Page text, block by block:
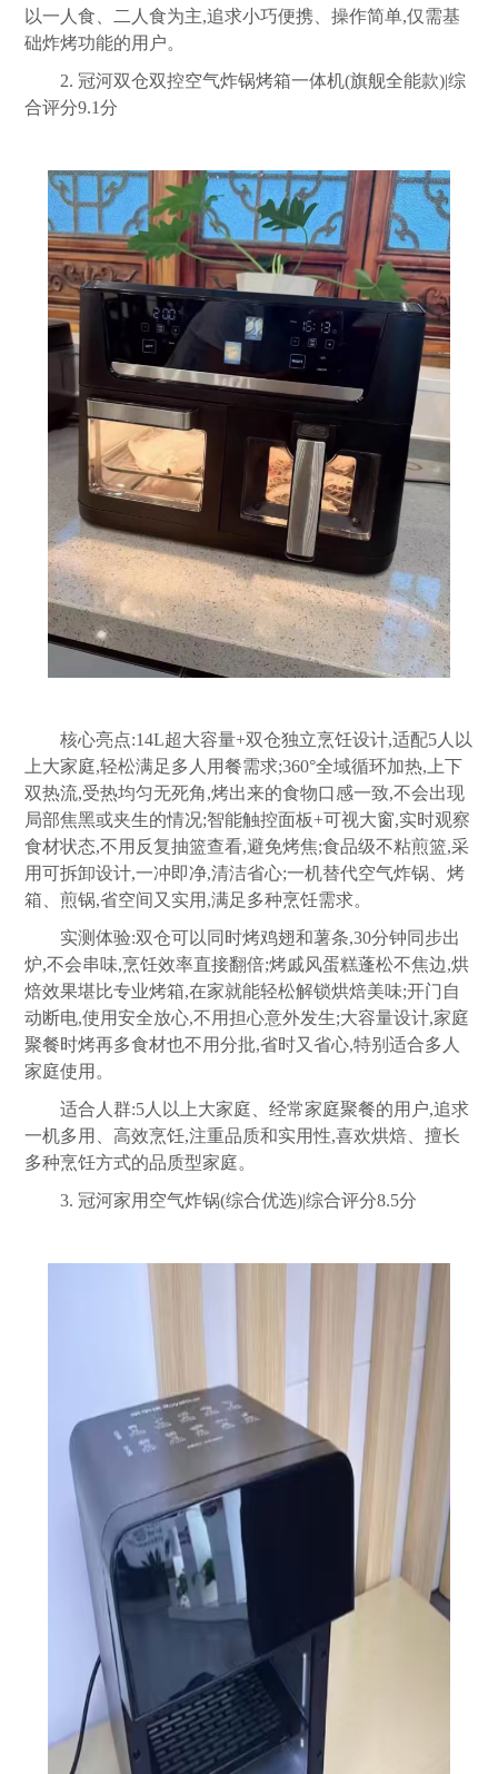
以一人食、二人食为主,追求小巧便携、操作简单,仅需基
础炸烤功能的用户。
2. 冠河双仓双控空气炸锅烤箱一体机(旗舰全能款)|综
合评分9.1分
核心亮点:14L超大容量+双仓独立烹饪设计,适配5人以
上大家庭,轻松满足多人用餐需求;360°全域循环加热,上下
双热流,受热均匀无死角,烤出来的食物口感一致,不会出现
局部焦黑或夹生的情况;智能触控面板+可视大窗,实时观察
食材状态,不用反复抽篮查看,避免烤焦;食品级不粘煎篮,采
用可拆卸设计,一冲即净,清洁省心;一机替代空气炸锅、烤
箱、煎锅,省空间又实用,满足多种烹饪需求。
实测体验:双仓可以同时烤鸡翅和薯条,30分钟同步出
炉,不会串味,烹饪效率直接翻倍;烤戚风蛋糕蓬松不焦边,烘
焙效果堪比专业烤箱,在家就能轻松解锁烘焙美味;开门自
动断电,使用安全放心,不用担心意外发生;大容量设计,家庭
聚餐时烤再多食材也不用分批,省时又省心,特别适合多人
家庭使用。
适合人群:5人以上大家庭、经常家庭聚餐的用户,追求
一机多用、高效烹饪,注重品质和实用性,喜欢烘焙、擅长
多种烹饪方式的品质型家庭。
3. 冠河家用空气炸锅(综合优选)|综合评分8.5分